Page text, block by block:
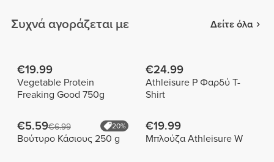
Συχνά αγοράζεται με Δείτε όλα
€19.99
Vegetable Protein
Freaking Good 750g
€24.99
Athleisure P Φαρδύ T-
Shirt
€5.59€6.99 20%
Βούτυρο Κάσιους 250 g
€19.99
Μπλούζα Athleisure W